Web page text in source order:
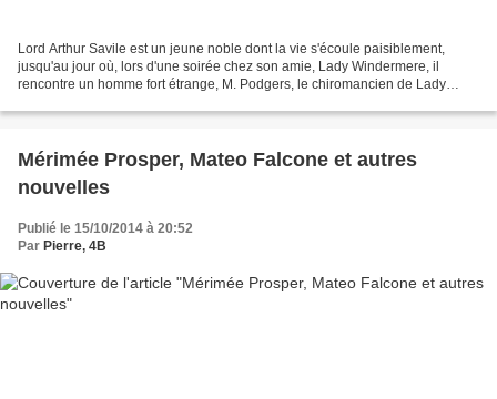
Lord Arthur Savile est un jeune noble dont la vie s'écoule paisiblement,
jusqu'au jour où, lors d'une soirée chez son amie, Lady Windermere, il
rencontre un homme fort étrange, M. Podgers, le chiromancien de Lady
Mérimée Prosper, Mateo Falcone et autres
nouvelles
Publié le 15/10/2014 à 20:52
Par Pierre, 4B